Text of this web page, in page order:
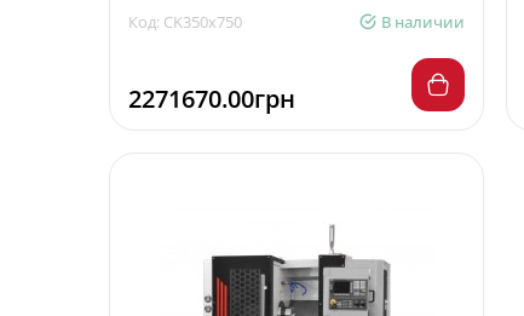
Код: CK350x750 В наличии
2271670.00грн